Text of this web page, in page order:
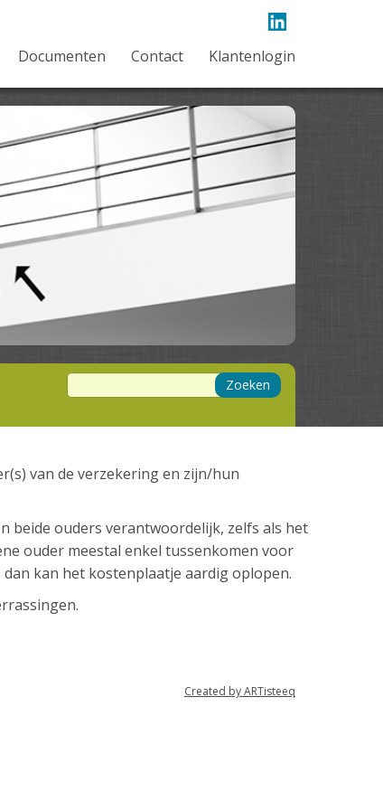
Documenten Contact Klantenlogin
Zoeken
van de verzekering en zijn/hun
beide ouders verantwoordelijk, zelfs als het
ouder meestal enkel tussenkomen voor
dan kan het kostenplaatje aardig oplopen.
Created by ARTisteeq